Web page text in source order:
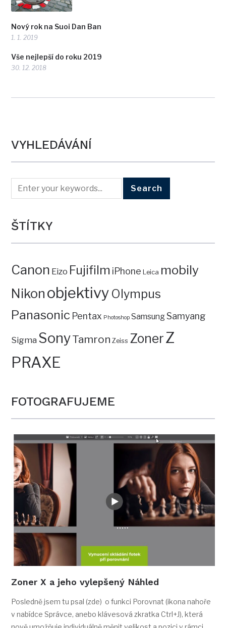
Nový rok na Suoi Dan Ban
1. 1. 2019
Vše nejlepší do roku 2019
30. 12. 2018
VYHLEDÁVÁNÍ
ŠTÍTKY
Canon Eizo Fujifilm iPhone Leica mobily
Nikon objektivy Olympus
Panasonic Pentax Photoshop SamsungSamyang
Sigma SonyTamron Zeiss ZonerZ
PRAXE
FOTOGRAFUJEME
Zoner X a jeho vylepšený Náhled
Posledně jsem tu psal (zde) o funkci Porovnat (ikona nahoře
v nabídce Správce, anebo klávesová zkratka Ctrl+J), která